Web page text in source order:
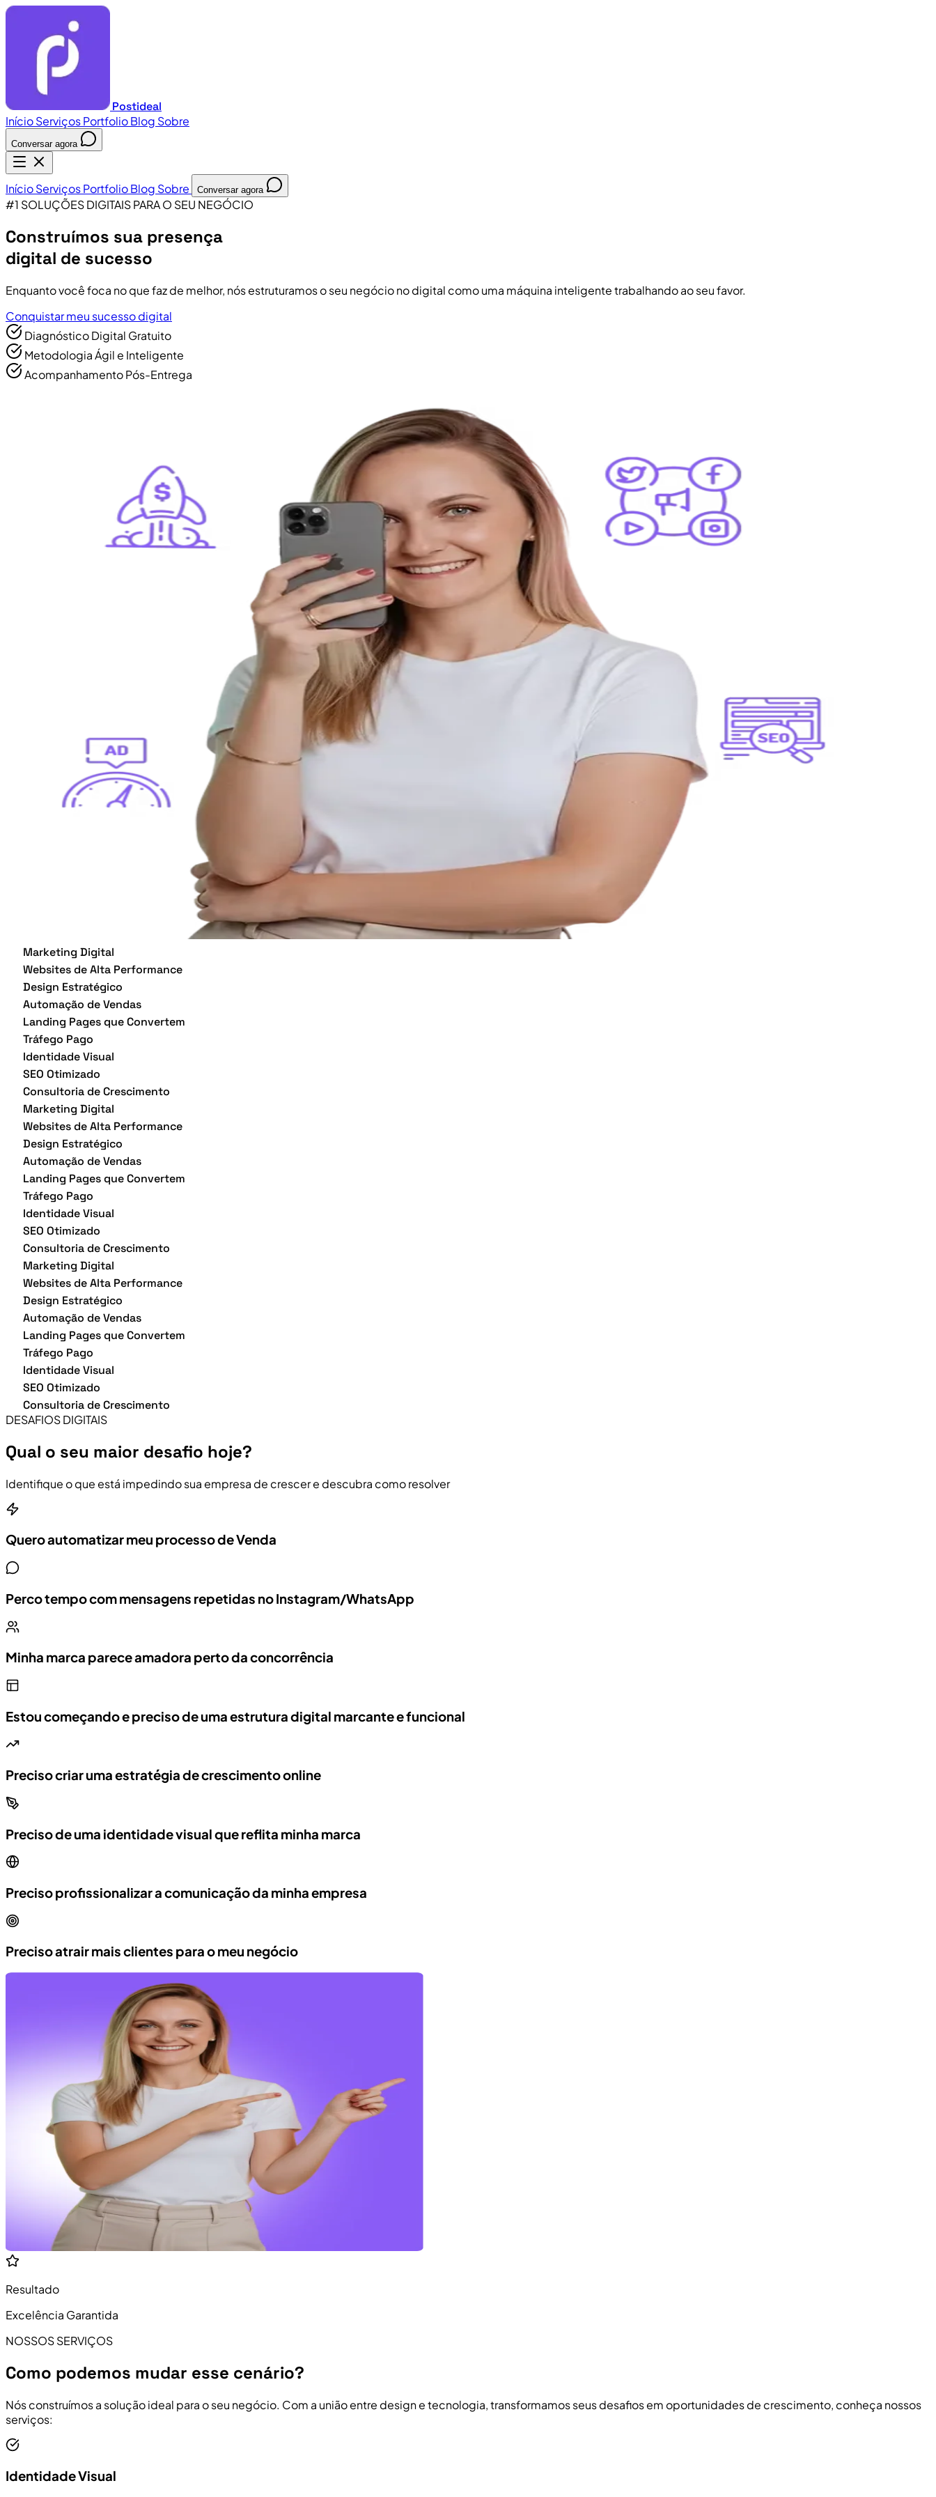
Postideal
InícioServiçosPortfolioBlog Sobre
Conversar agora
InícioServiçosPortfolioBlog Sobre Conversar agora
#1 SOLUÇÕES DIGITAIS PARA O SEU NEGÓCIO
Construímos sua presença
digital de sucesso
Enquanto você foca no que faz de melhor, nós estruturamos o seu negócio no digital como uma máquina inteligente trabalhando ao seu favor.
Conquistar meu sucesso digital
Diagnóstico Digital Gratuito
Metodologia Ágil e Inteligente
Acompanhamento Pós-Entrega
Marketing Digital
Websites de Alta Performance
Design Estratégico
Automação de Vendas
Landing Pages que Convertem
Tráfego Pago
Identidade Visual
SEO Otimizado
Consultoria de Crescimento
Marketing Digital
Websites de Alta Performance
Design Estratégico
Automação de Vendas
Landing Pages que Convertem
Tráfego Pago
Identidade Visual
SEO Otimizado
Consultoria de Crescimento
Marketing Digital
Websites de Alta Performance
Design Estratégico
Automação de Vendas
Landing Pages que Convertem
Tráfego Pago
Identidade Visual
SEO Otimizado
Consultoria de Crescimento
DESAFIOS DIGITAIS
Qual o seu maior desafio hoje?
Identifique o que está impedindo sua empresa de crescer e descubra como resolver
Quero automatizar meu processo de Venda
Perco tempo com mensagens repetidas no Instagram/WhatsApp
Minha marca parece amadora perto da concorrência
Estou começando e preciso de uma estrutura digital marcante e funcional
Preciso criar uma estratégia de crescimento online
Preciso de uma identidade visual que reflita minha marca
Preciso profissionalizar a comunicação da minha empresa
Preciso atrair mais clientes para o meu negócio
Resultado
Excelência Garantida
NOSSOS SERVIÇOS
Como podemos mudar esse cenário?
Nós construímos a solução ideal para o seu negócio. Com a união entre design e tecnologia, transformamos seus desafios em oportunidades de crescimento, conheça nossos
serviços:
Identidade Visual